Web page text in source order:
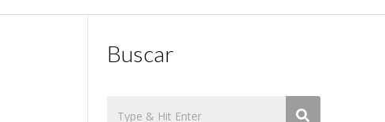
Buscar